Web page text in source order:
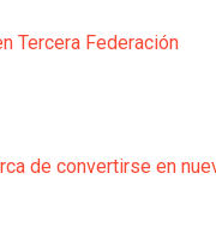
Tercera Federación
de convertirse en